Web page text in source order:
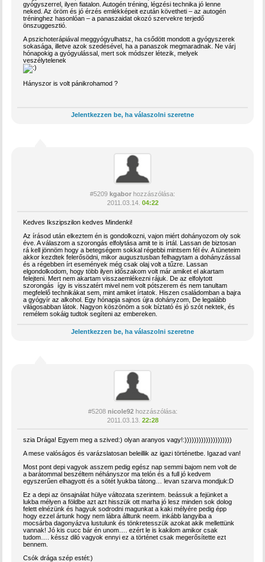
gyógyszerrel, ilyen fiatalon. Autogén tréning, légzési technika jó lenne
neked. Az öröm és jó érzés emlékképeit ezután követheti – az autogén
tréninghez hasonlóan – a panaszaidat okozó szervekre terjedő
önszuggesztió.
A pszichoterápiával meggyógyulhatsz, ha csődött mondott a gyógyszerek
sokasága, illetve azok szedésével, ha a panaszok megmaradnak. Ne várj
hónapokig a gyógyulással, mert sok módszer létezik, melyek
veszélytelenek
Hányszor is volt pánikrohamod ?
Jelentkezzen be, ha válaszolni szeretne
#5209 kgabor hozzászólása:
2011.03.14. 04:22
Kedves Ikszipszilon kedves Mindenki!
Az írásod után elkeztem én is gondolkozni, vajon miért dohányozom oly sok
éve. A válaszom a szorongás elfolytása amit te is írtál. Lassan de biztosan
rá kell jönnöm hogy a betegségem sokkal régebbi mintsem fél év. A tüneteim
akkor kezdtek felerősödni, mikor augusztusban felhagytam a dohányzással
és a régebben írt események még csak olaj volt a tűzre. Lassan
elgondolkodom, hogy több ilyen időszakom volt már amiket el akartam
felejteni. Mert nem akartam visszaemlékezni rájuk. De az elfolytott
szorongás így is visszatért mivel nem volt pótszerem és nem tanultam
megfelelő technikákat sem, mint amiket írtatok. Hiszen családomban a bajra
a gyógyír az alkohol. Egy hónapja sajnos újra dohányzom, De legalább
világosabban látok. Nagyon köszönöm a sok bíztató és jó szót nektek, és
remélem sokáig tudtok segíteni az embereken.
Jelentkezzen be, ha válaszolni szeretne
#5208 nicole92hozzászólása:
2011.03.13. 22:28
szia Drága! Egyem meg a szived:) olyan aranyos vagy!:))))))))))))))))))))
A mese valóságos és varázslatosan beleillik az igazi történetbe. Igazad van!
Most pont depi vagyok asszem pedig egész nap semmi bajom nem volt de
a barátommal beszéltem néhányszor ma telón és a full jó kedvem
egyszerűen elhagyott és a sötét lyukba tátong… levan szarva mondjuk:D
Ez a depi az önsajnálat hülye változata szerintem. beássuk a fejünket a
lukba mélyen a földbe azt azt hisszük ott marha jó lesz minden sok dolog
felett elnézünk és hagyuk sodrodni magunkat a kaki mélyére pedig épp
hogy ezzel ártunk hogy nem lábra álltunk neem. inkább langyiba a
mocsárba dagonyázva lustulunk és tönkretesszük azokat akik mellettünk
vannak! Jó kis cucc bár én unom…. ezért le is kakilom amikor csak
tudom…. késsz diló vagyok ennyi ez a történet csak megerősítette ezt
bennem.
Csók drága szép estét:)